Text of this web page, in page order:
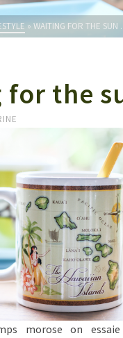
» WAITING FOR THE
for the
morose on